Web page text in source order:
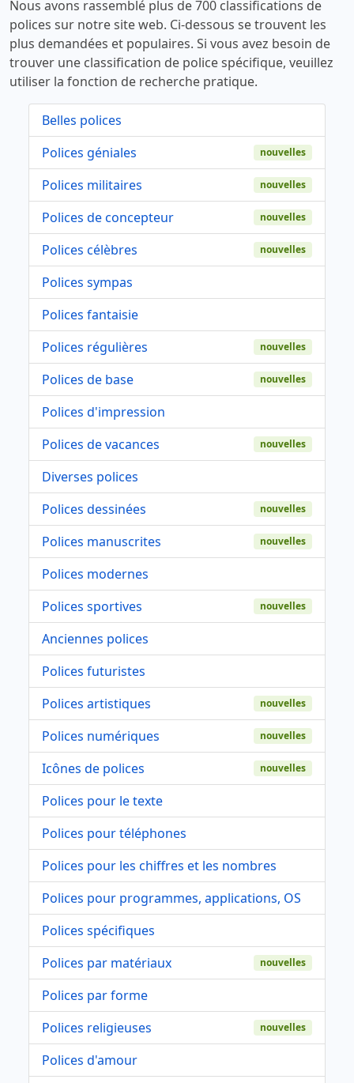
Nous avons rassemblé plus de 700 classifications de
polices sur notre site web. Ci-dessous se trouvent les
plus demandées et populaires. Si vous avez besoin de
trouver une classification de police spécifique, veuillez
utiliser la fonction de recherche pratique.
Belles polices
Polices géniales
nouvelles
Polices militaires nouvelles
Polices de concepteur nouvelles
Polices célèbres nouvelles
Polices sympas
Polices fantaisie
Polices régulières
nouvelles
Polices de base nouvelles
Polices d'impression
Polices de vacances
nouvelles
Diverses polices
Polices dessinées
nouvelles
Polices manuscrites nouvelles
Polices modernes
Polices sportives
nouvelles
Anciennes polices
Polices futuristes
Polices artistiques
nouvelles
Polices numériques nouvelles
Icônes de polices nouvelles
Polices pour le texte
Polices pour téléphones
Polices pour les chiffres et les nombres
Polices pour programmes, applications, OS
Polices spécifiques
Polices par matériaux
nouvelles
Polices par forme
Polices religieuses
nouvelles
Polices d'amour